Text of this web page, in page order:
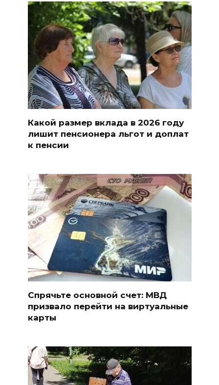
Какой размер вклада в 2026 году
лишит пенсионера льгот и доплат
к пенсии
Спрячьте основной счет: МВД
призвало перейти на виртуальные
карты